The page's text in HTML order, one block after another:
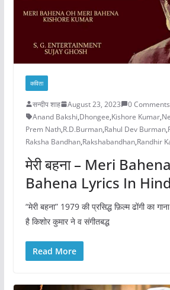
कविता
सन्दीप शाह August 23, 2023
0 Comments
Anand Bakshi,Dhongee,Kishore Kumar,
Prem Nath,R.D.Burman,Rahul Dev Burman,
Raksha Bandhan,Rakshabandhan,Randhir
मेरी बहना – Meri
Bahena Lyrics In
“मेरी बहना” 1979 की प्रसिद्ध फ़िल्म ढोंगी का
है किशोर कुमार ने व संगीतबद्ध
Read More